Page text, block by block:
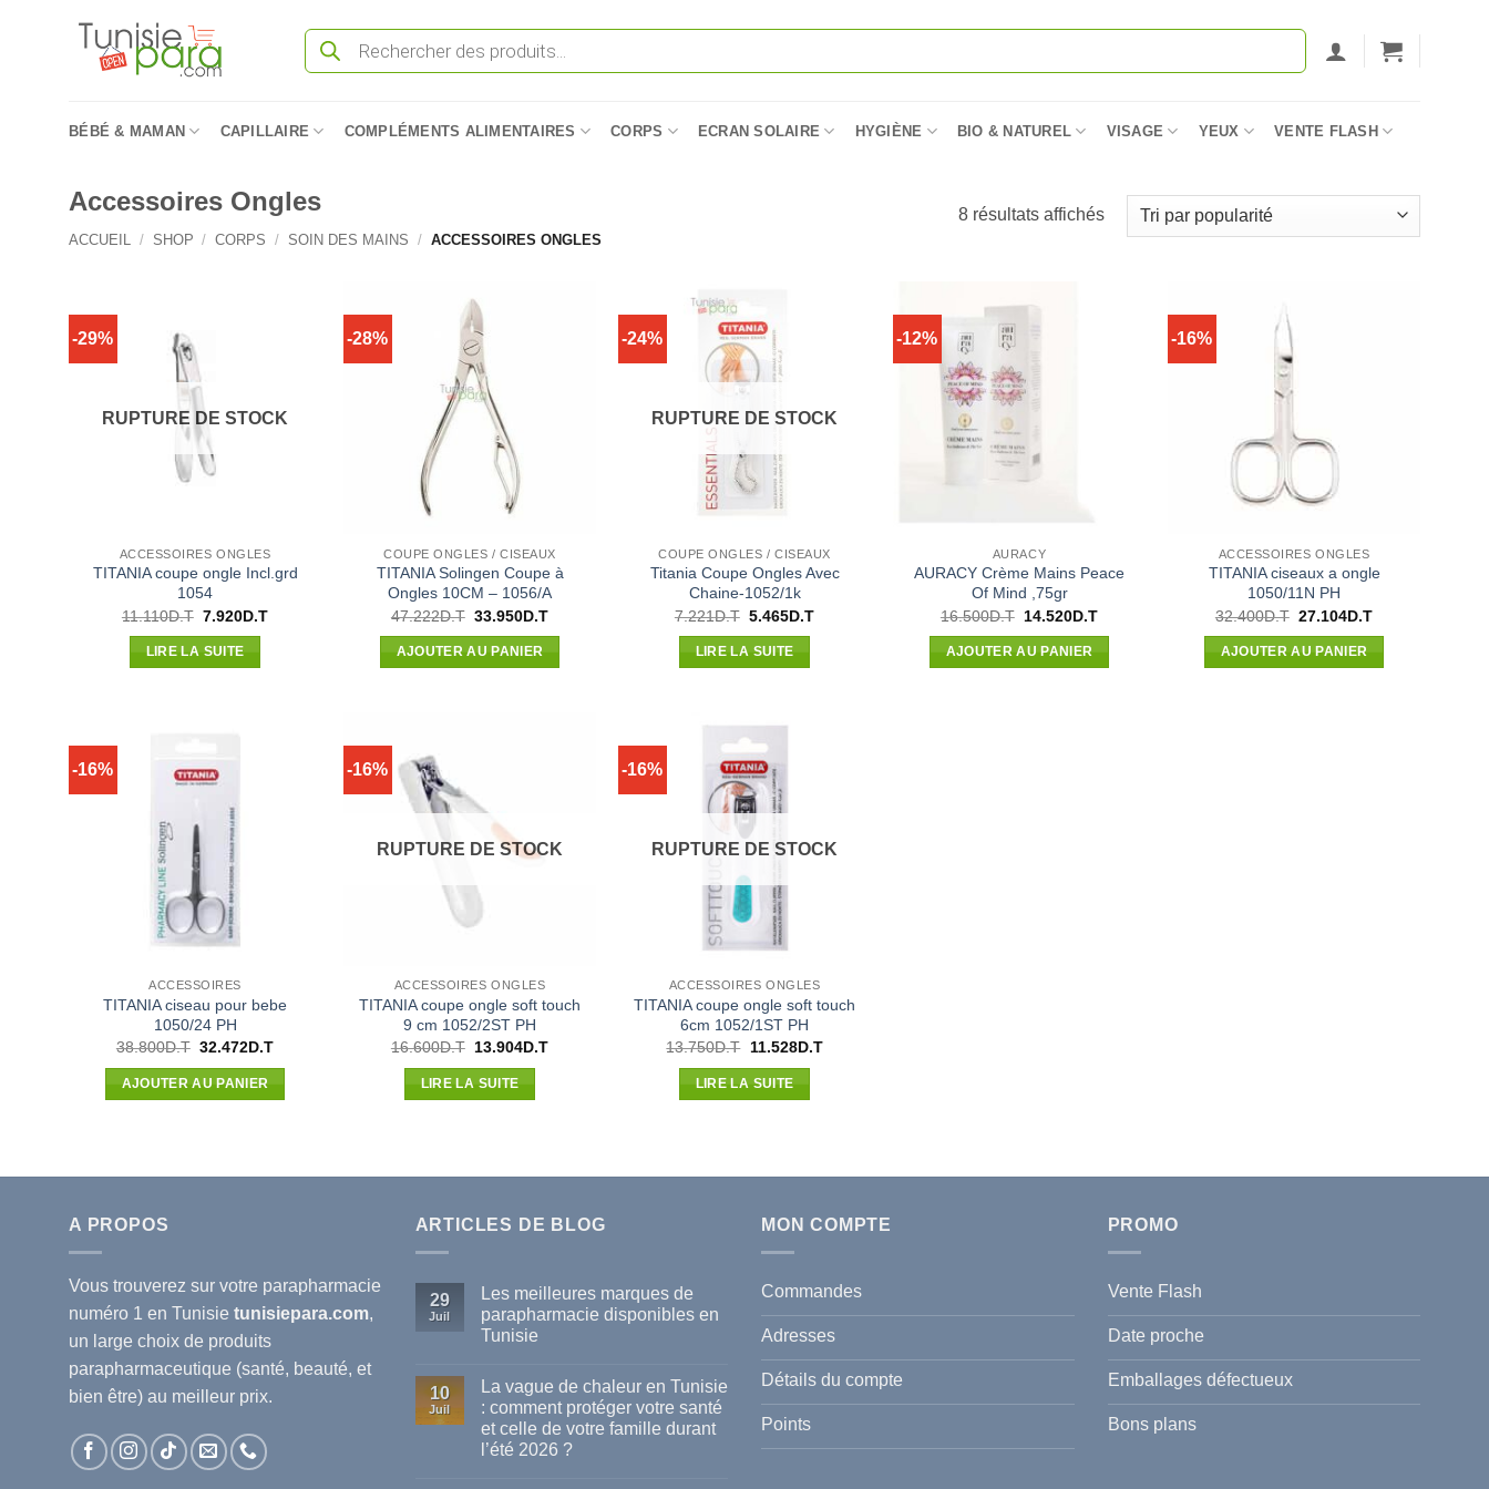
Recherche
produits
BÉBÉ & MAMAN CAPILLAIRE COMPLÉMENTS ALIMENTAIRES CORPS ECRAN SOLAIRE HYGIÈNE BIO & NATUREL VISAGE YEUX VENTE FLASH
Accessoires Ongles
ACCUEIL / SHOP / CORPS / SOIN DES MAINS / ACCESSOIRES ONGLES
8 résultats affichésTrié
par
-29%
RUPTURE DE STOCK
ACCESSOIRES ONGLES
TITANIA coupe ongle Incl.grd
1054
11.110D.T Le
initial
était :
7.920D.TLe
LIRE LA SUITE
-28%
COUPE ONGLES / CISEAUX
TITANIA Solingen Coupe à
Ongles 10CM – 1056/A
47.222D.T Le
initial
était :
33.950D.TLe
AJOUTER AU PANIER
-24%
RUPTURE DE STOCK
COUPE ONGLES / CISEAUX
Titania Coupe Ongles Avec
Chaine-1052/1k
7.221D.T Le
initial
était :
5.465D.TLe
LIRE LA SUITE
-12%
AURACY
AURACY Crème Mains Peace
Of Mind ,75gr
16.500D.T Le
initial
était :
14.520D.TLe
AJOUTER AU PANIER
-16%
ACCESSOIRES ONGLES
TITANIA ciseaux a ongle
1050/11N PH
32.400D.T Le
initial
était :
27.104D.TLe
AJOUTER AU PANIER
-16%
ACCESSOIRES
TITANIA ciseau pour bebe
1050/24 PH
38.800D.T Le
initial
était :
32.472D.TLe
AJOUTER AU PANIER
-16%
RUPTURE DE STOCK
ACCESSOIRES ONGLES
TITANIA coupe ongle soft touch
9 cm 1052/2ST PH
16.600D.T Le
initial
était :
13.904D.TLe
LIRE LA SUITE
-16%
RUPTURE DE STOCK
ACCESSOIRES ONGLES
TITANIA coupe ongle soft touch
6cm 1052/1ST PH
13.750D.T
Le
initial
était :
11.528D.TLe
LIRE LA SUITE
A PROPOS
Vous trouverez sur votre parapharmacie
numéro 1 en Tunisie tunisiepara.com,
un large choix de produits
parapharmaceutique (santé, beauté, et
bien être) au meilleur prix.
ARTICLES DE BLOG
29
Juil
Les meilleures marques de
parapharmacie disponibles en
Tunisie
sur
meilleures
marques
de
parapharmacie
10
Juil
La vague de chaleur en Tunisie
: comment protéger votre santé
et celle de votre famille durant
l’été 2026 ?
MON COMPTE
Commandes
Adresses
Détails du compte
Points
PROMO
Vente Flash
Date proche
Emballages défectueux
Bons plans